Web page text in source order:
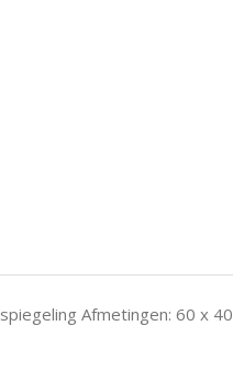
Afmetingen: 60 x 40